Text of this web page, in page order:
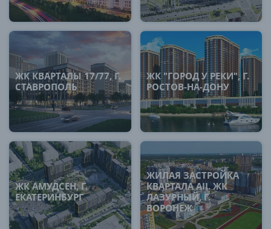
ЖК КВАРТАЛЫ 17/77, Г.
СТАВРОПОЛЬ
ЖК "ГОРОД У РЕКИ", Г.
РОСТОВ-НА-ДОНУ
ЖК АМУДСЕН, Г.
ЕКАТЕРИНБУРГ
ЖИЛАЯ ЗАСТРОЙКА
КВАРТАЛА AII. ЖК
ЛАЗУРНЫЙ, Г.
ВОРОНЕЖ